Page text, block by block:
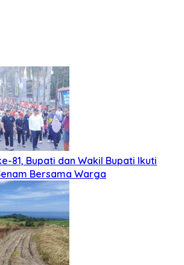
81, Bupati dan Wakil Bupati Ikuti
Bersama Warga